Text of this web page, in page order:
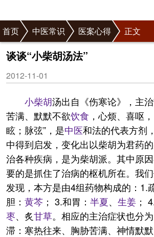
首页 中医常识 医案心得 正文
谈谈“小柴胡汤法”
2012-11-01
小柴胡汤出自《伤寒论》，主
苦满、默默不欲饮食 ，心烦、喜呕
眩；脉弦”，是中医和法的代表方剂
中得到启发，变化出以柴胡为君药
治各种疾病，是为柴胡派。其中原
要的是抓住了治病的枢机所在。我
发现，本方是由4组药物构成的：1.
胆： 黄芩 ； 3.和胃： 半夏、 生姜 ；
枣、炙甘草。相应的主治症状也分
滞：寒热往来、胸胁苦满、神情默